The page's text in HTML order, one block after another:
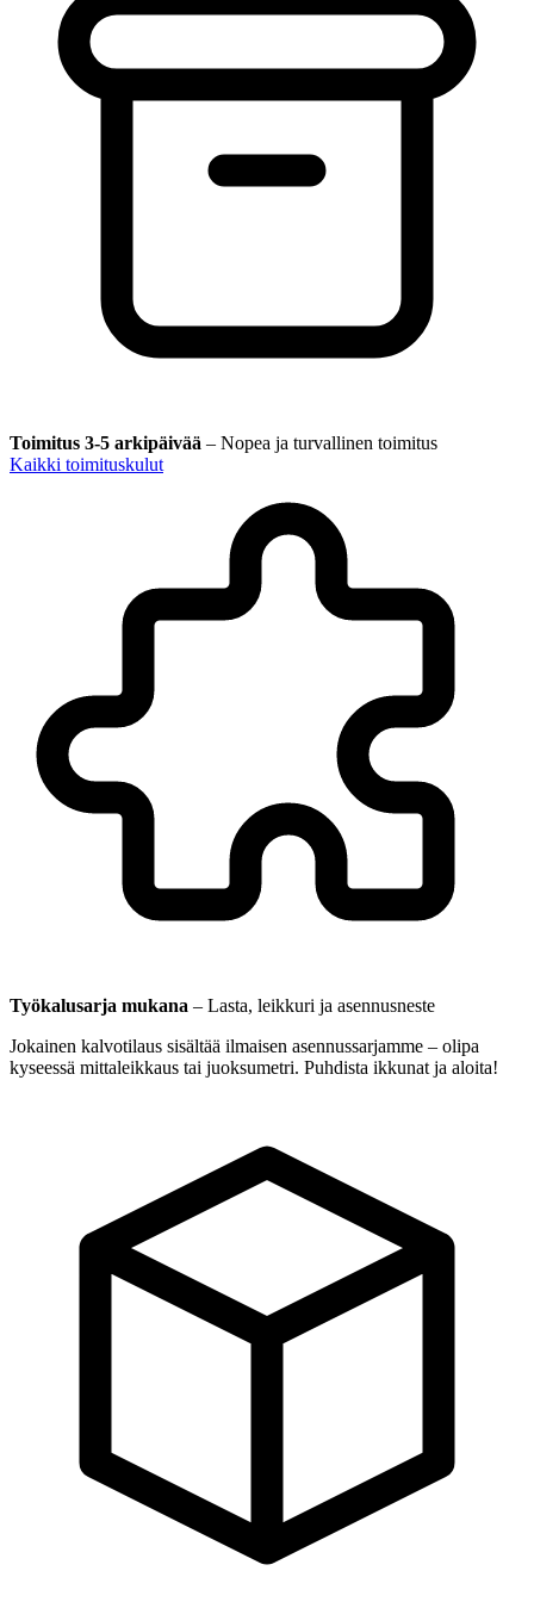
Toimitus 3-5 arkipäivää – Nopea ja turvallinen toimitus
Kaikki toimituskulut
Työkalusarja mukana – Lasta, leikkuri ja asennusneste
Jokainen kalvotilaus sisältää ilmaisen asennussarjamme – olipa
kyseessä mittaleikkaus tai juoksumetri. Puhdista ikkunat ja aloita!